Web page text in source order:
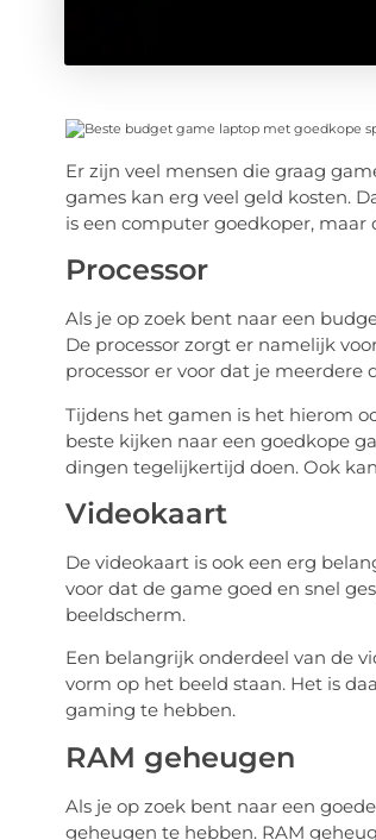
Er zijn veel mensen die graag
games kan erg veel geld kosten.
is een computer goedkoper, maar
Processor
Als je op zoek bent naar een
De processor zorgt er namelijk
processor er voor dat je
Tijdens het gamen is het hierom
beste kijken naar een goedkope
dingen tegelijkertijd doen. Ook
Videokaart
De videokaart is ook een erg
voor dat de game goed en snel
beeldscherm.
Een belangrijk onderdeel van de
vorm op het beeld staan. Het is
gaming te hebben.
RAM geheugen
Als je op zoek bent naar een
geheugen te hebben. RAM